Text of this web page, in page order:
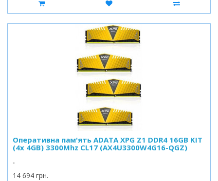
Оперативна пам'ять ADATA XPG Z1 DDR4 16GB KIT
(4x 4GB) 3300Mhz CL17 (AX4U3300W4G16-QGZ)
..
14 694 грн.